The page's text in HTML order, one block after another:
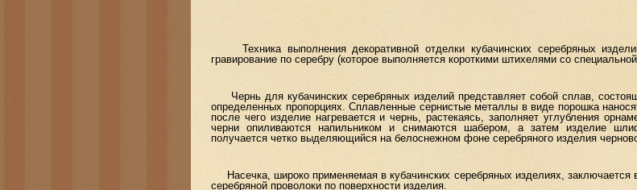
Техника выполнения декоративной отделки кубачинских серебряных
гравирование по серебру (которое выполняется короткими штихелями со
Чернь для кубачинских серебряных изделий представляет собой сплав,
определенных пропорциях. Сплавленные сернистые металлы в виде порошка
после чего изделие нагревается и чернь, растекаясь, заполняет углубления
черни опиливаются напильником и снимаются шабером, а затем изделие
получается четко выделяющийся на белоснежном фоне серебряного изделия
Насечка, широко применяемая в кубачинских серебряных изделиях, заключается
серебряной проволоки по поверхности изделия.